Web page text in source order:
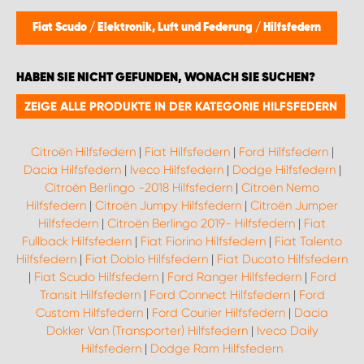
Fiat Scudo / Elektronik, Luft und Federung / Hilfsfedern
HABEN SIE NICHT GEFUNDEN, WONACH SIE SUCHEN?
ZEIGE ALLE PRODUKTE IN DER KATEGORIE HILFSFEDERN
Citroën Hilfsfedern| Fiat Hilfsfedern| Ford Hilfsfedern|
Dacia Hilfsfedern| Iveco Hilfsfedern| Dodge Hilfsfedern|
Citroën Berlingo -2018 Hilfsfedern | Citroën Nemo
Hilfsfedern | Citroën Jumpy Hilfsfedern | Citroën Jumper
Hilfsfedern | Citroën Berlingo 2019- Hilfsfedern | Fiat
Fullback Hilfsfedern | Fiat Fiorino Hilfsfedern | Fiat Talento
Hilfsfedern | Fiat Doblo Hilfsfedern | Fiat Ducato Hilfsfedern
| Fiat Scudo Hilfsfedern| Ford Ranger Hilfsfedern| Ford
Transit Hilfsfedern| Ford Connect Hilfsfedern| Ford
Custom Hilfsfedern | Ford Courier Hilfsfedern | Dacia
Dokker Van (Transporter) Hilfsfedern| Iveco Daily
Hilfsfedern | Dodge Ram Hilfsfedern